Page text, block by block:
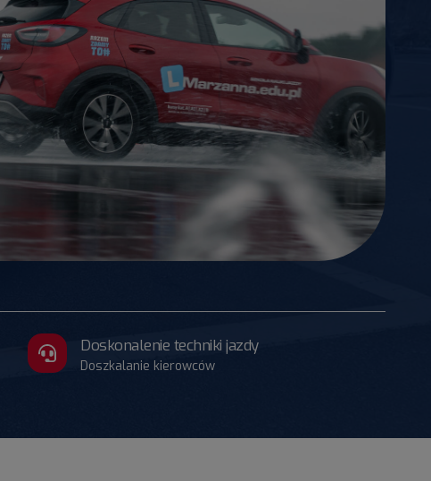
Doskonalenie techniki jazdy
Doszkalanie kierowców